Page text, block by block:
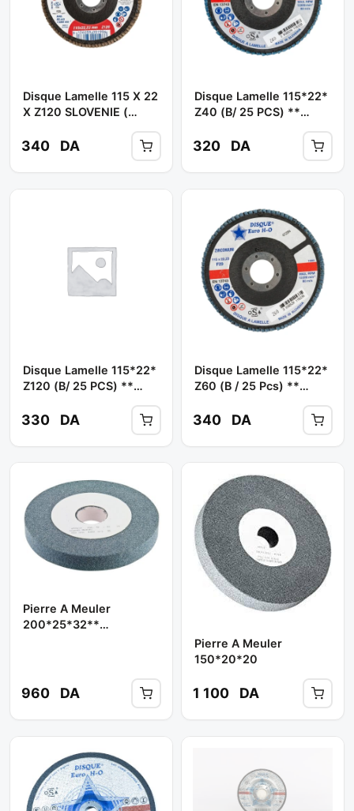
Disque Lamelle 115 X 22
X Z120 SLOVENIE (
340 DA
Disque Lamelle 115*22*
Z40 (B/ 25 PCS) **
320 DA
Disque Lamelle 115*22*
Z120 (B/ 25 PCS) **
330 DA
Disque Lamelle 115*22*
Z60 (b / 25 Pcs) **
340 DA
Pierre A Meuler
200*25*32**
960 DA
Pierre A Meuler
150*20*20
1 100 DA